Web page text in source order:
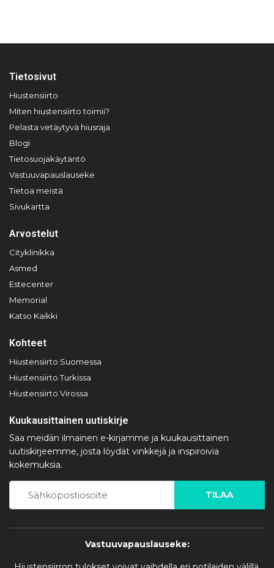
Tietosivut
Hiustensiirto
Miten hiustensiirto toimii?
Pelasta vetäytyvä hiusraja
Blogi
Tietosuojakäytäntö
Vastuuvapauslauseke
Tietoa meistä
Sivukartta
Arvostelut
Cityklinikka
Asmed
Estecenter
Memorial
Katso Kaikki
Kohteet
Hiustensiirto Suomessa
Hiustensiirto Turkissa
Hiustensiirto Virossa
Kuukausittainen uutiskirje
Saa meidän ilmainen e-kirjamme ja kuukausittainen
uutiskirjeemme, josta löydät vinkkejä ja inspiroivia
kokemuksia.
TILAA
Vastuuvapauslauseke: